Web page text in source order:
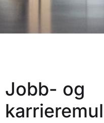
Jobb- og